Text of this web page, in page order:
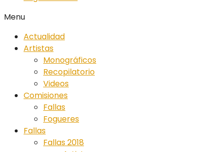
Menu
Actualidad
Artistas
Monográficos
Recopilatorio
Videos
Comisiones
Fallas
Fogueres
Fallas
Fallas 2018